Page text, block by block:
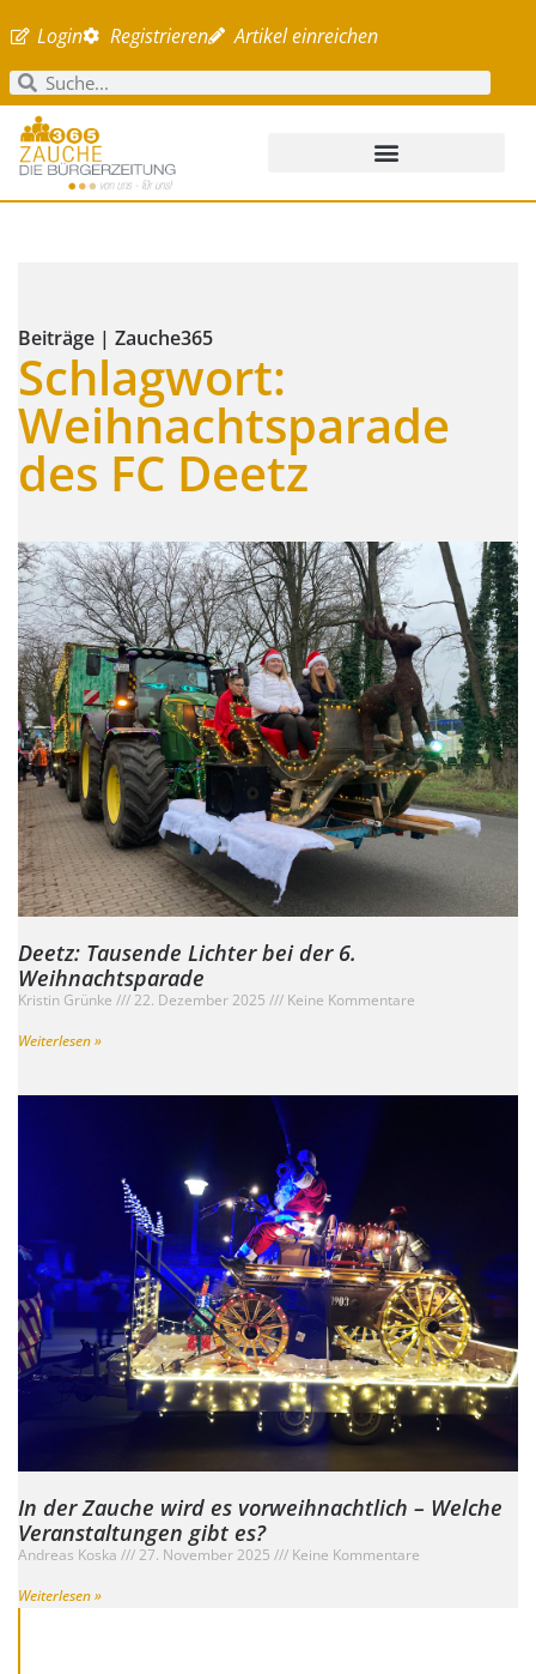
Login Registrieren Artikel einreichen
Beiträge | Zauche365
Schlagwort:
Weihnachtsparade
des FC Deetz
Deetz: Tausende Lichter bei der 6.
Weihnachtsparade
Kristin Grünke 22. Dezember 2025
Keine Kommentare
Weiterlesen »
In der Zauche wird es vorweihnachtlich – Welche
Veranstaltungen gibt es?
Andreas Koska 27. November 2025
Keine Kommentare
Weiterlesen »